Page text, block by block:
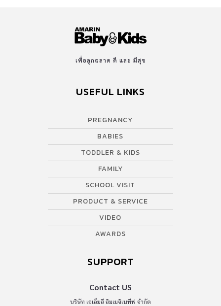
เพื่อลูกฉลาด ดี และ มีสุข
USEFUL LINKS
PREGNANCY
BABIES
TODDLER & KIDS
FAMILY
SCHOOL VISIT
PRODUCT & SERVICE
VIDEO
AWARDS
SUPPORT
Contact US
บริษัท เอเอ็มอี อิมเมจิเนทีฟ จำกัด